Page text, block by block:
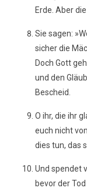
Erde. Aber
Sie sagen:
sicher die
Doch Gott
und den
Bescheid.
O ihr, die ihr
euch nicht
dies tun, das
Und spendet
bevor der